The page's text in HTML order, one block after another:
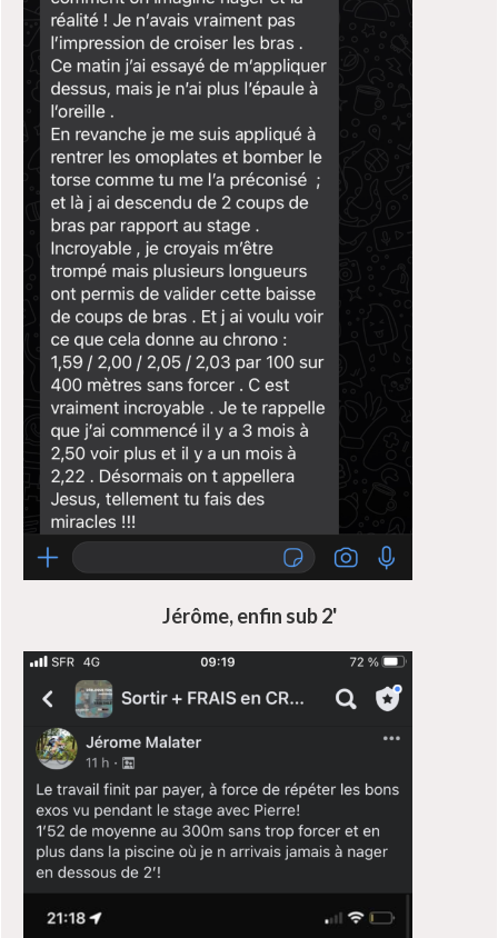
Jérôme, enfin sub 2'